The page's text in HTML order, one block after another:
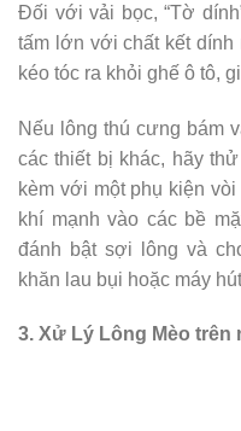
Đối với vải bọc, “Tờ
tấm lớn với chất kết dính
kéo tóc ra khỏi ghế ô tô,
Nếu lông thú cưng bám
các thiết bị khác, hãy
kèm với một phụ kiện
khí mạnh vào các bề
đánh bật sợi lông và
khăn lau bụi hoặc máy
3. Xử Lý Lông Mèo trên